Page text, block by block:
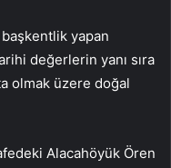
yapan
değerlerin yanı sıra
olmak üzere doğal
Alacahöyük Ören